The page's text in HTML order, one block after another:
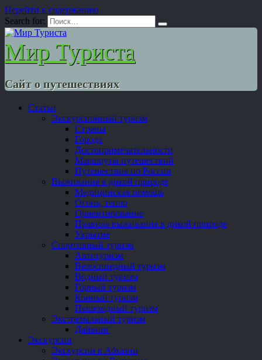
Перейти к содержанию
Search for:
Мир Туриста
Сайт о путешествиях
Статьи
Экскурсионный туризм
Страны
Города
Достопримечательности
Маршруты путешествий
Путешествия по России
Выживание в дикой природе
Медицинская помощь
Огонь, тепло
Ориентирование
Правила выживания в дикой природе
Укрытие
Спортивный туризм
Автотуризм
Велосипедный туризм
Водный туризм
Горный туризм
Конный туризм
Пешеходный туризм
Экстремальный туризм
Дайвинг
Экскурсии
Экскурсии в Абхазии